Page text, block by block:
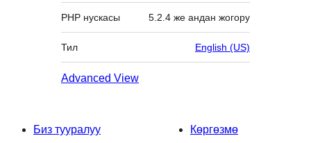
PHP нускасы 5.2.4 же андан жогору
Тил English (US)
Advanced View
Биз тууралуу
Көргөзмө